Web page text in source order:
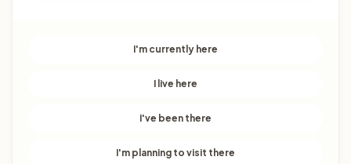
I'm currently here
I live here
I've been there
I'm planning to visit there